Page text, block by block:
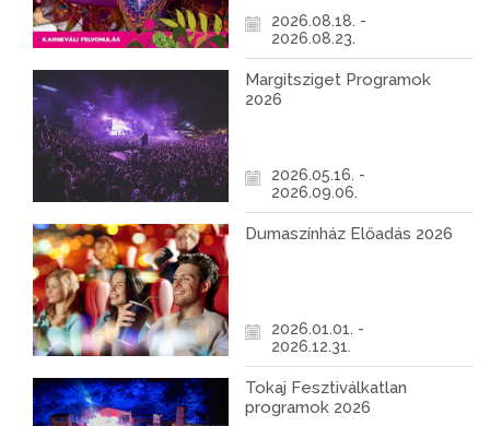
2026.08.18. -
2026.08.23.
Margitsziget Programok
2026
2026.05.16. -
2026.09.06.
Dumaszínház Előadás 2026
2026.01.01. -
2026.12.31.
Tokaj Fesztiválkatlan
programok 2026